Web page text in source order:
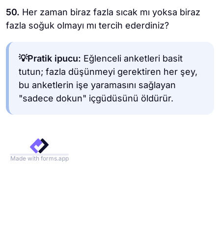
50. Her zaman biraz fazla sıcak mı yoksa biraz
fazla soğuk olmayı mı tercih ederdiniz?
💡Pratik ipucu: Eğlenceli anketleri basit
tutun; fazla düşünmeyi gerektiren her şey,
bu anketlerin işe yaramasını sağlayan
"sadece dokun" içgüdüsünü öldürür.